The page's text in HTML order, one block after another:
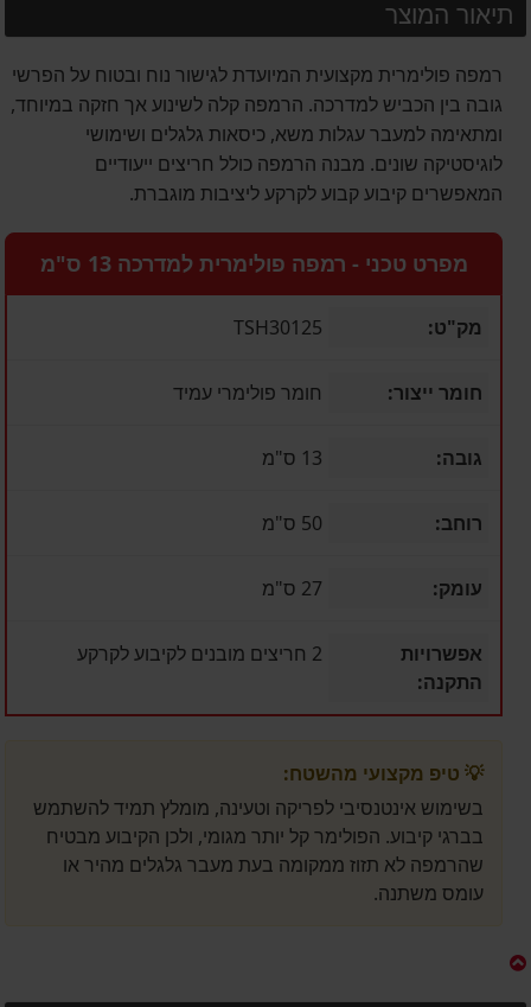
תיאור המוצר
רמפה פולימרית מקצועית המיועדת לגישור נוח ובטוח על הפרשי
גובה בין הכביש למדרכה. הרמפה קלה לשינוע אך חזקה במיוחד,
ומתאימה למעבר עגלות משא, כיסאות גלגלים ושימושי
לוגיסטיקה שונים. מבנה הרמפה כולל חריצים ייעודיים
המאפשרים קיבוע קבוע לקרקע ליציבות מוגברת.
מפרט טכני - רמפה פולימרית למדרכה 13 ס"מ
מק"ט: TSH30125
חומר ייצור: חומר פולימרי עמיד
גובה: 13 ס"מ
רוחב: 50 ס"מ
עומק: 27 ס"מ
אפשרויות
התקנה:
2 חריצים מובנים לקיבוע לקרקע
💡 טיפ מקצועי מהשטח:
בשימוש אינטנסיבי לפריקה וטעינה, מומלץ תמיד להשתמש
בברגי קיבוע. הפולימר קל יותר מגומי, ולכן הקיבוע מבטיח
שהרמפה לא תזוז ממקומה בעת מעבר גלגלים מהיר או
עומס משתנה.